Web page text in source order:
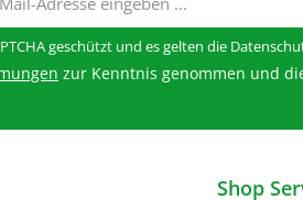
Mail-
Adresse*
geschützt und es gelten die
zur Kenntnis genommen und
Shop